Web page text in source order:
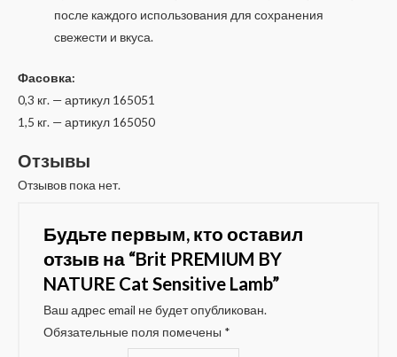
после каждого использования для сохранения
свежести и вкуса.
Фасовка:
0,3 кг. — артикул 165051
1,5 кг. — артикул 165050
Отзывы
Отзывов пока нет.
Будьте первым, кто оставил
отзыв на “Brit PREMIUM BY
NATURE Cat Sensitive Lamb”
Ваш адрес email не будет опубликован.
Обязательные поля помечены *